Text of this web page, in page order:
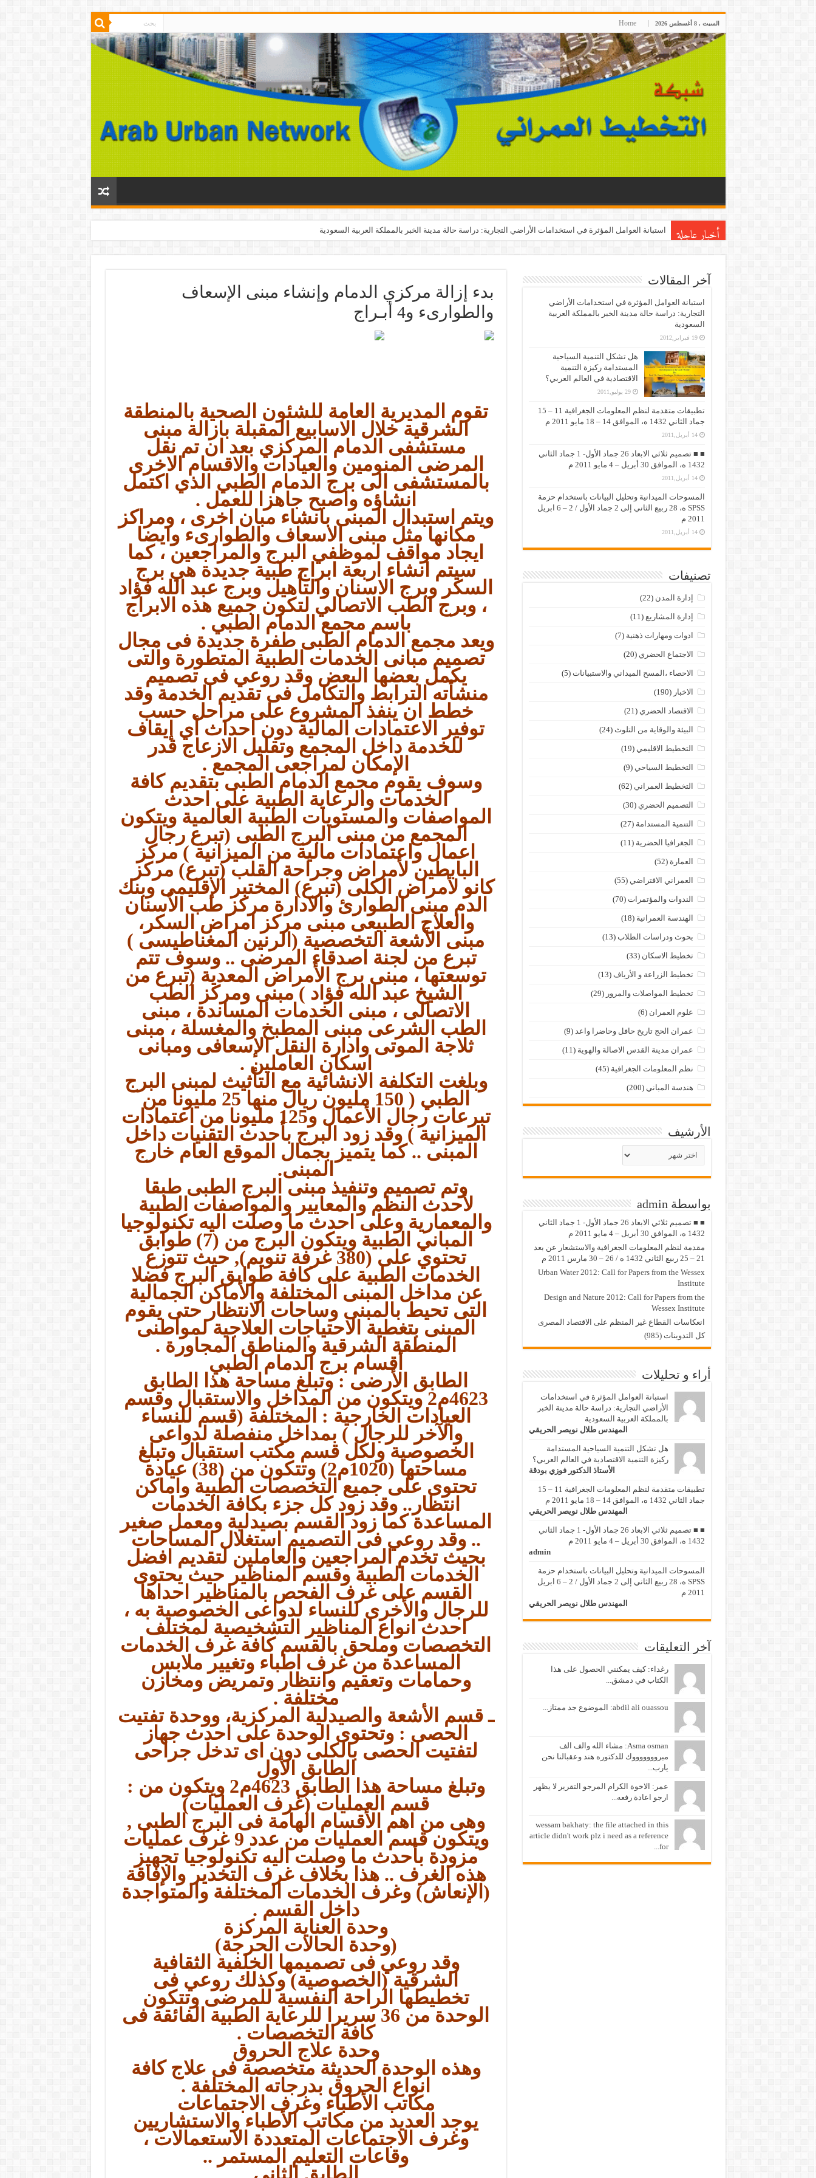
السبت , 8 أغسطس 2026 Home
أخبار عاجلة استبانة العوامل المؤثرة في استخدامات الأراضي التجارية: دراسة حالة مدينة الخبر بالمملكة العربية السعودية
بدء إزالة مركزي الدمام وإنشاء مبنى الإسعاف
والطوارىء و4 أبـراج
تقوم المديرية العامة للشئون الصحية بالمنطقة
الشرقية خلال الاسابيع المقبلة بازالة مبنى
مستشفى الدمام المركزي بعد ان تم نقل
المرضى المنومين والعيادات والاقسام الاخرى
بالمستشفى الى برج الدمام الطبي الذي اكتمل
انشاؤه واصبح جاهزا للعمل .
ويتم استبدال المبنى بانشاء مبان اخرى ، ومراكز
مكانها مثل مبنى الاسعاف والطوارىء وايضا
ايجاد مواقف لموظفي البرج والمراجعين ، كما
سيتم انشاء اربعة ابراج طبية جديدة هي برج
السكر وبرج الاسنان والتأهيل وبرج عبد الله فؤاد
، وبرج الطب الاتصالي لتكون جميع هذه الابراج
باسم مجمع الدمام الطبي .
ويعد مجمع الدمام الطبى طفرة جديدة فى مجال
تصميم مبانى الخدمات الطبية المتطورة والتى
يكمل بعضها البعض وقد روعي فى تصميم
منشأته الترابط والتكامل فى تقديم الخدمة وقد
خطط ان ينفذ المشروع على مراحل حسب
توفير الاعتمادات المالية دون احداث أي إيقاف
للخدمة داخل المجمع وتقليل الازعاج قدر
الإمكان لمراجعى المجمع .
وسوف يقوم مجمع الدمام الطبى بتقديم كافة
الخدمات والرعاية الطبية على احدث
المواصفات والمستويات الطبية العالمية ويتكون
المجمع من مبنى البرج الطبى (تبرع رجال
اعمال واعتمادات مالية من الميزانية ) مركز
البابطين لأمراض وجراحة القلب (تبرع) مركز
كانو لأمراض الكلى (تبرع) المختبر الإقليمى وبنك
الدم مبنى الطوارئ والادارة مركز طب الأسنان
والعلاج الطبيعى مبنى مركز امراض السكر،
مبنى الأشعة التخصصية (الرنين المغناطيسى )
تبرع من لجنة اصدقاء المرضى .. وسوف تتم
توسعتها ، مبنى برج الأمراض المعدية (تبرع من
الشيخ عبد الله فؤاد ) مبنى ومركز الطب
الاتصالى ، مبنى الخدمات المساندة ، مبنى
الطب الشرعى مبنى المطبخ والمغسلة ، مبنى
ثلاجة الموتى وادارة النقل الإسعافى ومبانى
اسكان العاملين .
وبلغت التكلفة الانشائية مع التأثيث لمبنى البرج
الطبي ( 150 مليون ريال منها 25 مليونا من
تبرعات رجال الأعمال و125 مليونا من اعتمادات
الميزانية ) وقد زود البرج بأحدث التقنيات داخل
المبنى .. كما يتميز بجمال الموقع العام خارج
المبنى.
وتم تصميم وتنفيذ مبنى البرج الطبى طبقا
لأحدث النظم والمعايير والمواصفات الطبية
والمعمارية وعلى احدث ما وصلت اليه تكنولوجيا
المباني الطبية ويتكون البرج من (7) طوابق
تحتوي على (380 غرفة تنويم), حيث تتوزع
الخدمات الطبية على كافة طوابق البرج فضلا
عن مداخل المبنى المختلفة والأماكن الجمالية
التى تحيط بالمبنى وساحات الانتظار حتى يقوم
المبنى بتغطية الاحتياجات العلاجية لمواطنى
المنطقة الشرقية والمناطق المجاورة .
أقسام برج الدمام الطبي
الطابق الأرضى : وتبلغ مساحة هذا الطابق
4623م2 ويتكون من المداخل والاستقبال وقسم
العيادات الخارجية : المختلفة (قسم للنساء
والآخر للرجال ) بمداخل منفصلة لدواعى
الخصوصية ولكل قسم مكتب استقبال وتبلغ
مساحتها (1020م2) وتتكون من (38) عيادة
تحتوى على جميع التخصصات الطبية واماكن
انتظار.. وقد زود كل جزء بكافة الخدمات
المساعدة كما زود القسم بصيدلية ومعمل صغير
.. وقد روعي فى التصميم استغلال المساحات
بحيث تخدم المراجعين والعاملين لتقديم افضل
الخدمات الطبية وقسم المناظير حيث يحتوى
القسم على غرف الفحص بالمناظير احداها
للرجال والأخرى للنساء لدواعى الخصوصية به ،
احدث انواع المناظير التشخيصية لمختلف
التخصصات وملحق بالقسم كافة غرف الخدمات
المساعدة من غرف اطباء وتغيير ملابس
وحمامات وتعقيم وانتظار وتمريض ومخازن
مختلفة .
ـ قسم الأشعة والصيدلية المركزية، ووحدة تفتيت
الحصى : وتحتوى الوحدة على احدث جهاز
لتفتيت الحصى بالكلى دون اى تدخل جراحى
الطابق الأول
وتبلغ مساحة هذا الطابق 4623م2 ويتكون من :
قسم العمليات (غرف العمليات)
وهى من اهم الأقسام الهامة فى البرج الطبى ,
ويتكون قسم العمليات من عدد 9 غرف عمليات
مزودة بأحدث ما وصلت اليه تكنولوجيا تجهيز
هذه الغرف .. هذا بخلاف غرف التخدير والإفاقة
(الإنعاش) وغرف الخدمات المختلفة والمتواجدة
داخل القسم .
وحدة العناية المركزة
(وحدة الحالات الحرجة)
وقد روعي فى تصميمها الخلفية الثقافية
الشرقية (الخصوصية) وكذلك روعي فى
تخطيطها الراحة النفسية للمرضى وتتكون
الوحدة من 36 سريرا للرعاية الطبية الفائقة فى
كافة التخصصات .
وحدة علاج الحروق
وهذه الوحدة الحديثة متخصصة فى علاج كافة
انواع الحروق بدرجاته المختلفة .
مكاتب الأطباء وغرف الاجتماعات
يوجد العديد من مكاتب الأطباء والاستشاريين
وغرف الاجتماعات المتعددة الاستعمالات ،
وقاعات التعليم المستمر ..
آخر المقالات
استبانة العوامل المؤثرة في استخدامات الأراضي
التجارية: دراسة حالة مدينة الخبر بالمملكة العربية
السعودية
19 فبراير,2012
هل تشكل التنمية السياحية
المستدامة ركيزة التنمية
الاقتصادية في العالم العربي؟
29 يوليو,2011
تطبيقات متقدمة لنظم المعلومات الجغرافية 11 – 15
جماد الثاني 1432 ه، الموافق 14 – 18 مايو 2011 م
14 أبريل,2011
■ ■ تصميم ثلاثي الابعاد 26 جماد الأول- 1 جماد الثاني
1432 ه، الموافق 30 أبريل – 4 مايو 2011 م
14 أبريل,2011
المسوحات الميدانية وتحليل البيانات باستخدام حزمة
SPSS ه، 28 ربيع الثاني إلى 2 جماد الأول / 2 – 6 ابريل
2011 م
14 أبريل,2011
تصنيفات
إدارة المدن (22)
إدارة المشاريع (11)
ادوات ومهارات ذهنية (7)
الاجتماع الحضري (20)
الاحصاء ،المسح الميداني والاستبيانات (5)
الاخبار (190)
الاقتصاد الحضري (21)
البيئة والوقاية من التلوث (24)
التخطيط الاقليمي (19)
التخطيط السياحي (9)
التخطيط العمراني (62)
التصميم الحضري (30)
التنمية المستدامة (27)
الجغرافيا الحضرية (11)
العمارة (52)
العمراني الافتراضي (55)
الندوات والمؤتمرات (70)
الهندسة العمرانية (18)
بحوث ودراسات الطلاب (13)
تخطيط الاسكان (33)
تخطيط الزراعة و الأرياف (13)
تخطيط المواصلات والمرور (29)
علوم العمران (6)
عمران الحج تاريخ حافل وحاضرا واعد (9)
عمران مدينة القدس الاصالة والهوية (11)
نظم المعلومات الجغرافية (45)
هندسة المباني (200)
الأرشيف
بواسطة admin
■ ■ تصميم ثلاثي الابعاد 26 جماد الأول- 1 جماد الثاني
1432 ه، الموافق 30 أبريل – 4 مايو 2011 م
مقدمة لنظم المعلومات الجغرافية والاستشعار عن بعد
21 – 25 ربيع الثاني 1432 ه / 26 – 30 مارس 2011 م
Urban Water 2012: Call for Papers from the Wessex
Institute
Design and Nature 2012: Call for Papers from the
Wessex Institute‏
انعكاسات القطاع غير المنظم على الاقتصاد المصرى
كل التدوينات (985)
أراء و تحليلات
استبانة العوامل المؤثرة في استخدامات
الأراضي التجارية: دراسة حالة مدينة الخبر
بالمملكة العربية السعودية
المهندس طلال نويصر الحريقي
هل تشكل التنمية السياحية المستدامة
ركيزة التنمية الاقتصادية في العالم العربي؟
الأستاذ الدكتور فوزي بودقة
تطبيقات متقدمة لنظم المعلومات الجغرافية 11 – 15
جماد الثاني 1432 ه، الموافق 14 – 18 مايو 2011 م
المهندس طلال نويصر الحريقي
■ ■ تصميم ثلاثي الابعاد 26 جماد الأول- 1 جماد الثاني
1432 ه، الموافق 30 أبريل – 4 مايو 2011 م
admin
المسوحات الميدانية وتحليل البيانات باستخدام حزمة
SPSS ه، 28 ربيع الثاني إلى 2 جماد الأول / 2 – 6 ابريل
2011 م
المهندس طلال نويصر الحريقي
آخر التعليقات
رغداء: كيف يمكنني الحصول على هذا
الكتاب في دمشق...
abdil ali ouassou: الموضوع جد ممتاز...
Asma osman: مشاء الله والف الف
مبروووووووك للدكتوره هند وعقبالنا نحن
يارب...
عمر: الاخوة الكرام المرجو التقرير لا يظهر
ارجو اعادة رفعه...
wessam bakhaty: the file attached in this
article didn't work plz i need as a reference
for...